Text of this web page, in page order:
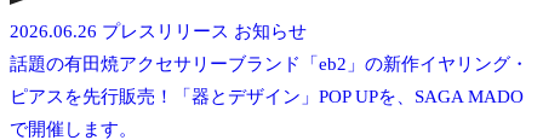
2026.06.26 プレスリリース お知らせ
話題の有田焼アクセサリーブランド「eb2」の新作イヤリング・
ピアスを先行販売！「器とデザイン」POP UPを、SAGA MADO
で開催します。